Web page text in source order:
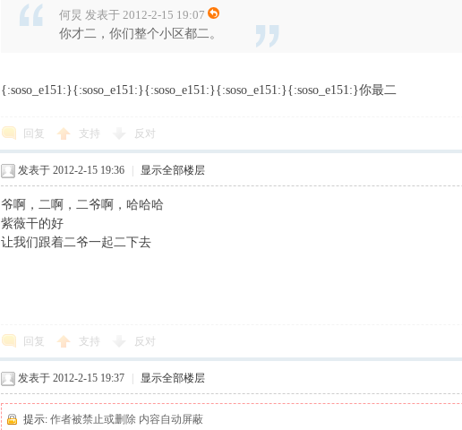
何炅 发表于 2012-2-15 19:07
你才二，你们整个小区都二。
{:soso_e151:}{:soso_e151:}{:soso_e151:}{:soso_e151:}{:soso_e151:}你最二
回复 支持 反对
发表于 2012-2-15 19:36 显示全部楼层
爷啊，二啊，二爷啊，哈哈哈
紫薇干的好
让我们跟着二爷一起二下去
回复 支持 反对
发表于 2012-2-15 19:37 显示全部楼层
提示: 作者被禁止或删除 内容自动屏蔽